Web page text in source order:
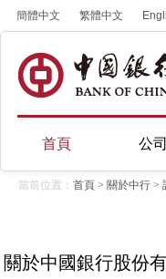
簡體中文 繁體中文
首頁 公
當前位置： 首頁 > 關於中行 >
關於中國銀行股份